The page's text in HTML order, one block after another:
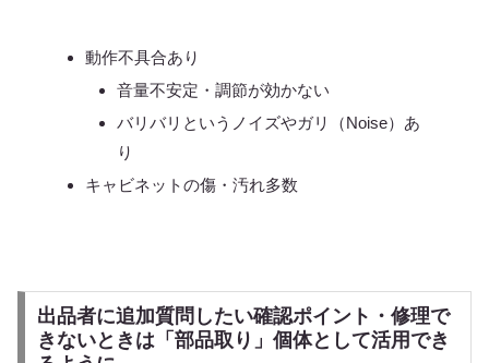
動作不具合あり
音量不安定・調節が効かない
バリバリというノイズやガリ（Noise）あ
り
キャビネットの傷・汚れ多数
出品者に追加質問したい確認ポイント・修理で
きないときは「部品取り」個体として活用でき